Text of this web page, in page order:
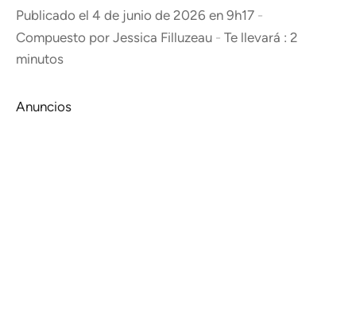
Publicado el 4 de junio de 2026 en 9h17 -
Compuesto por Jessica Filluzeau - Te llevará : 2
minutos
Anuncios